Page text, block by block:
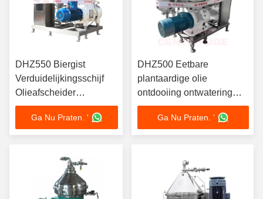
DHZ550 Biergist
Verduidelijkingsschijf
Olieafscheider
Zelfreinigende Hoge G-
kracht 45KW
Brouwerijkwaliteit
Ga Nu Praten. '
DHZ500 Eetbare
plantaardige olie
ontdooiing ontwatering
schijf olieseparator
automatisch ontdooien
30KW soja- en pinda-olie
Ga Nu Praten. '